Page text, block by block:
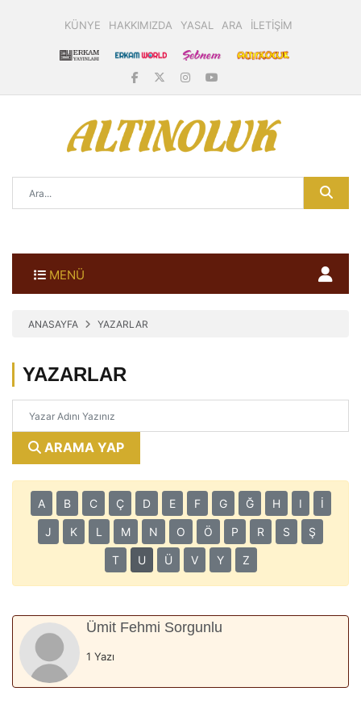
KÜNYE HAKKIMIZDA YASAL ARA İLETİŞİM
MENÜ
ANASAYFA YAZARLAR
YAZARLAR
ARAMA YAP
A B C Ç D E F G Ğ H I İ
J K L M N O Ö P R S Ş
T U Ü V Y Z
Ümit Fehmi Sorgunlu
1 Yazı